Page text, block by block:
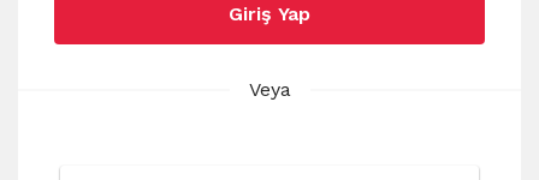
Giriş Yap
Veya